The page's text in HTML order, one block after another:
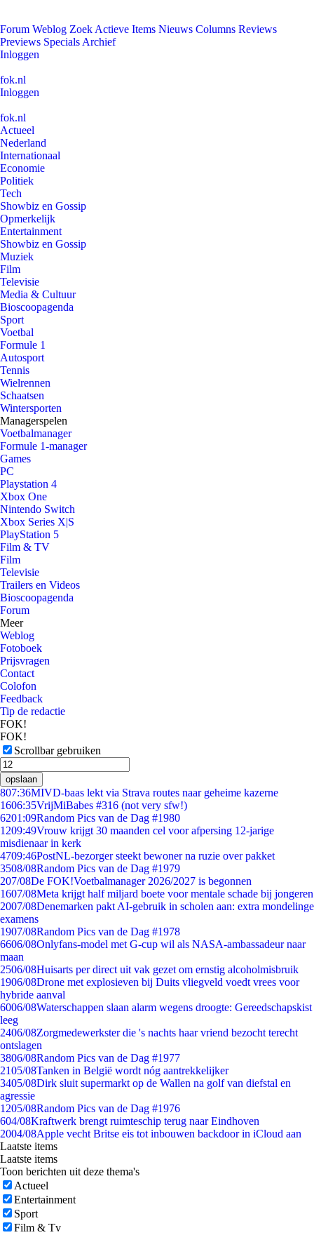
Forum Weblog Zoek Actieve Items Nieuws Columns Reviews
Previews Specials Archief
Inloggen
fok.nl
Inloggen
fok.nl
Actueel
Nederland
Internationaal
Economie
Politiek
Tech
Showbiz en Gossip
Opmerkelijk
Entertainment
Showbiz en Gossip
Muziek
Film
Televisie
Media & Cultuur
Bioscoopagenda
Sport
Voetbal
Formule 1
Autosport
Tennis
Wielrennen
Schaatsen
Wintersporten
Managerspelen
Voetbalmanager
Formule 1-manager
Games
PC
Playstation 4
Xbox One
Nintendo Switch
Xbox Series X|S
PlayStation 5
Film & TV
Film
Televisie
Trailers en Videos
Bioscoopagenda
Forum
Meer
Weblog
Fotoboek
Prijsvragen
Contact
Colofon
Feedback
Tip de redactie
FOK!
FOK!
Scrollbar gebruiken
opslaan
807:36MIVD-baas lekt via Strava routes naar geheime kazerne
1606:35VrijMiBabes #316 (not very sfw!)
6201:09Random Pics van de Dag #1980
1209:49Vrouw krijgt 30 maanden cel voor afpersing 12-jarige
misdienaar in kerk
4709:46PostNL-bezorger steekt bewoner na ruzie over pakket
3508/08Random Pics van de Dag #1979
207/08De FOK!Voetbalmanager 2026/2027 is begonnen
1607/08Meta krijgt half miljard boete voor mentale schade bij jongeren
2007/08Denemarken pakt AI-gebruik in scholen aan: extra mondelinge
examens
1907/08Random Pics van de Dag #1978
6606/08Onlyfans-model met G-cup wil als NASA-ambassadeur naar
maan
2506/08Huisarts per direct uit vak gezet om ernstig alcoholmisbruik
1906/08Drone met explosieven bij Duits vliegveld voedt vrees voor
hybride aanval
6006/08Waterschappen slaan alarm wegens droogte: Gereedschapskist
leeg
2406/08Zorgmedewerkster die 's nachts haar vriend bezocht terecht
ontslagen
3806/08Random Pics van de Dag #1977
2105/08Tanken in België wordt nóg aantrekkelijker
3405/08Dirk sluit supermarkt op de Wallen na golf van diefstal en
agressie
1205/08Random Pics van de Dag #1976
604/08Kraftwerk brengt ruimteschip terug naar Eindhoven
2004/08Apple vecht Britse eis tot inbouwen backdoor in iCloud aan
Laatste items
Laatste items
Toon berichten uit deze thema's
Actueel
Entertainment
Sport
Film & Tv